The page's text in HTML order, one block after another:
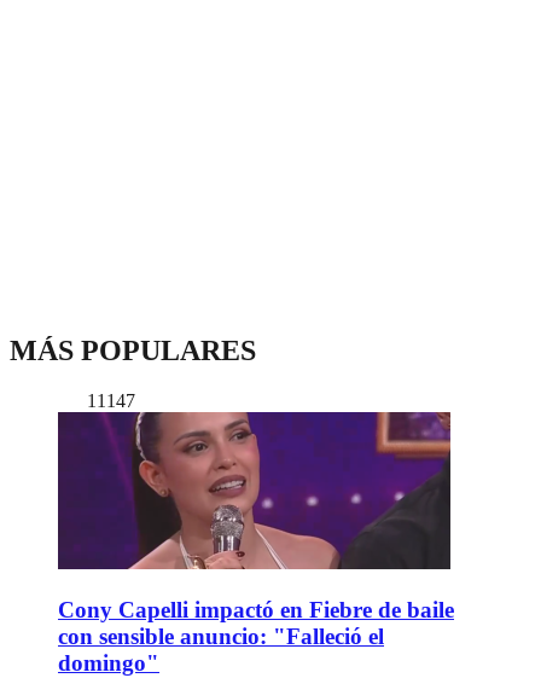
MÁS POPULARES
11147
Cony Capelli impactó en Fiebre de baile
con sensible anuncio: "Falleció el
domingo"